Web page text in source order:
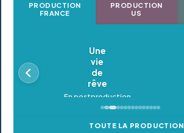
PRODUCTION
FRANCE
PRODUCTION
US
Oldeupe
En postproduction
TOUTE LA PRODUCTION